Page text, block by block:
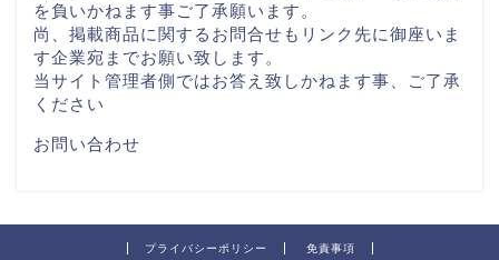
を負いかねます事ご了承願います。
尚、掲載商品に関するお問合せもリンク先に御座いま
す企業宛までお願い致します。
当サイト管理者側ではお答え致しかねます事、ご了承
ください
お問い合わせ
プライバシーポリシー 免責事項